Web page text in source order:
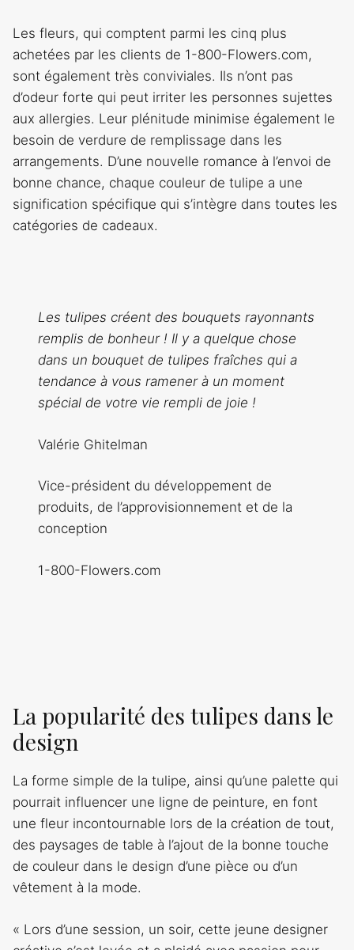
Les fleurs, qui comptent parmi les cinq plus
achetées par les clients de 1-800-Flowers.com,
sont également très conviviales. Ils n’ont pas
d’odeur forte qui peut irriter les personnes sujettes
aux allergies. Leur plénitude minimise également le
besoin de verdure de remplissage dans les
arrangements. D’une nouvelle romance à l’envoi de
bonne chance, chaque couleur de tulipe a une
signification spécifique qui s’intègre dans toutes les
catégories de cadeaux.
Les tulipes créent des bouquets rayonnants
remplis de bonheur ! Il y a quelque chose
dans un bouquet de tulipes fraîches qui a
tendance à vous ramener à un moment
spécial de votre vie rempli de joie !
Valérie Ghitelman
Vice-président du développement de
produits, de l’approvisionnement et de la
conception
1-800-Flowers.com
La popularité des tulipes dans le
design
La forme simple de la tulipe, ainsi qu’une palette qui
pourrait influencer une ligne de peinture, en font
une fleur incontournable lors de la création de tout,
des paysages de table à l’ajout de la bonne touche
de couleur dans le design d’une pièce ou d’un
vêtement à la mode.
« Lors d’une session, un soir, cette jeune designer